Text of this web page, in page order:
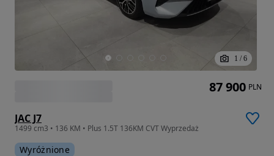
1 / 6
JAC J7
1499 cm3 • 136 KM • Plus 1.5T 136KM CVT Wyprzedaż
Wyróżnione
87 900 PLN